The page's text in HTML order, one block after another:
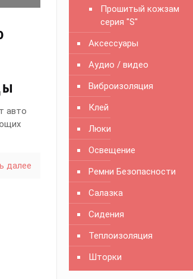
авто
далее
Прошитый кожзам
серия "S"
Аксессуары
Аудио / видео
Виброизоляция
Клей
Люки
Освещение
Ремни Безопасности
Салазка
Сидения
Теплоизоляция
Шторки